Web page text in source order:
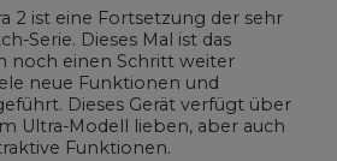
2 ist eine Fortsetzung der sehr
Serie. Dieses Mal ist das
noch einen Schritt weiter
neue Funktionen und
Dieses Gerät verfügt über
Ultra-Modell lieben, aber auch
Funktionen.